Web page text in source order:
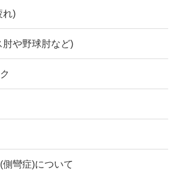
れ)
肘や野球肘など)
彎症)について